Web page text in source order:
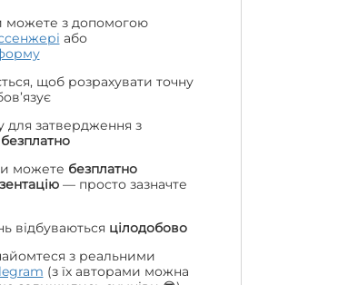
з допомогою
або
щоб розрахувати точну
для затвердження з
можете безплатно
— просто зазначте
відбуваються цілодобово
з реальними
(з їх авторами можна